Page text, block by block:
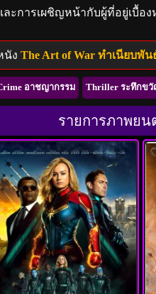
ละการเผชิญหน้ากับผู้ที่อยู่เบื้
นัง The Art of War ทำเนียบพั
อาชญากรรม Thriller ระทึกข
รายการภาพยน